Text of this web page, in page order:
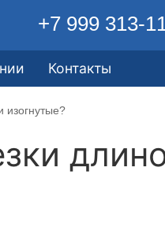
+7 999 313-
Контакты
изогнутые?